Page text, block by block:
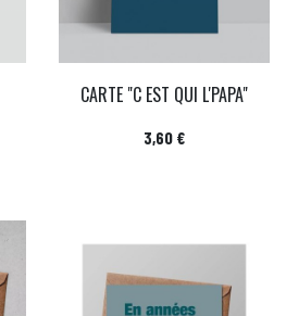
CARTE "C EST QUI L'PAPA"
Prix
3,60 €